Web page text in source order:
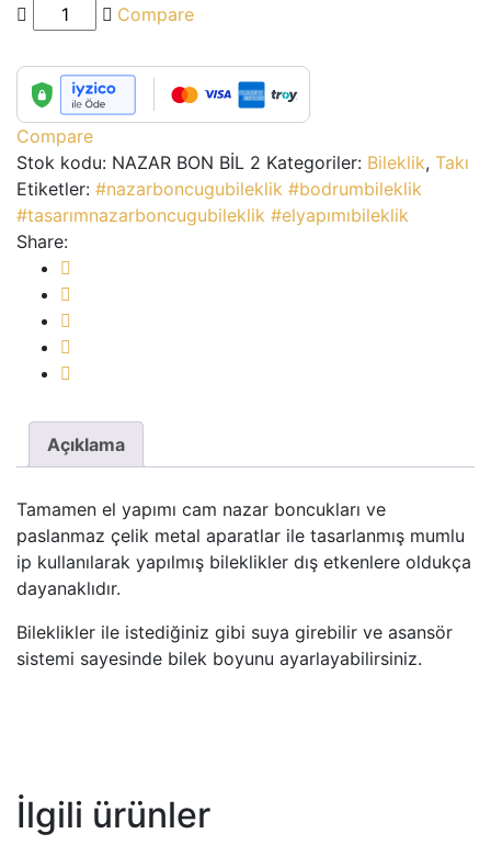
Compare
Compare
Stok kodu: NAZAR BON BİL 2 Kategoriler: Bileklik, Takı
Etiketler: #nazarboncugubileklik #bodrumbileklik
#tasarımnazarboncugubileklik #elyapımıbileklik
Share:
Açıklama
Tamamen el yapımı cam nazar boncukları ve
paslanmaz çelik metal aparatlar ile tasarlanmış mumlu
ip kullanılarak yapılmış bileklikler dış etkenlere oldukça
dayanaklıdır.
Bileklikler ile istediğiniz gibi suya girebilir ve asansör
sistemi sayesinde bilek boyunu ayarlayabilirsiniz.
İlgili ürünler